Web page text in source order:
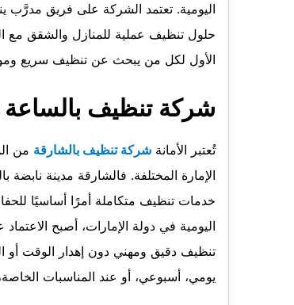
اليومية. تعتمد الشركة على فريق مدرَّب
حلول تنظيف عملية للمنازل والشقق مع
الأول لكل من يبحث عن تنظيف سريع
شركة تنظيف بالساعة
تُعتبر الأمانة شركة تنظيف بالشارقة من
الإمارة المختلفة. فالشارقة مدينة نابضة
خدمات تنظيف متكاملة أمرًا أساسيًا
اليومية في دولة الإمارات، أصبح الاعتماد
تنظيف دقيق ومهني دون إهدار الوقت أو
يومي، أسبوعي، أو عند المناسبات